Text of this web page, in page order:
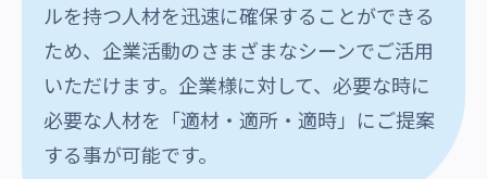
ルを持つ人材を迅速に確保することができる
ため、企業活動のさまざまなシーンでご活用
いただけます。企業様に対して、必要な時に
必要な人材を「適材・適所・適時」にご提案
する事が可能です。